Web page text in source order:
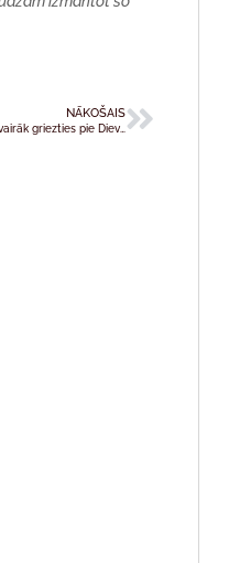
NĀKOŠAIS
Arhibīskaps Z. Stankevičs: Krīzes brīdī mēs esam aicināti vēl vairāk griezties pie Dieva